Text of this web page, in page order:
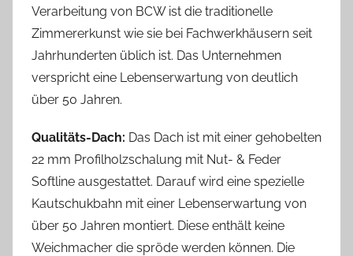
Verarbeitung von BCW ist die traditionelle
Zimmererkunst wie sie bei Fachwerkhäusern seit
Jahrhunderten üblich ist. Das Unternehmen
verspricht eine Lebenserwartung von deutlich
über 50 Jahren.
Qualitäts-Dach: Das Dach ist mit einer gehobelten
22 mm Profilholzschalung mit Nut- & Feder
Softline ausgestattet. Darauf wird eine spezielle
Kautschukbahn mit einer Lebenserwartung von
über 50 Jahren montiert. Diese enthält keine
Weichmacher die spröde werden können. Die